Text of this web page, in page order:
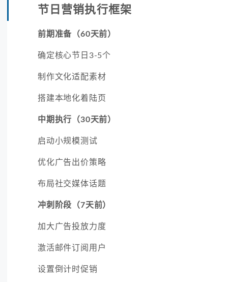
节日营销执行框架
前期准备（60天前）
确定核心节日3-5个
制作文化适配素材
搭建本地化着陆页
中期执行（30天前）
启动小规模测试
优化广告出价策略
布局社交媒体话题
冲刺阶段（7天前）
加大广告投放力度
激活邮件订阅用户
设置倒计时促销